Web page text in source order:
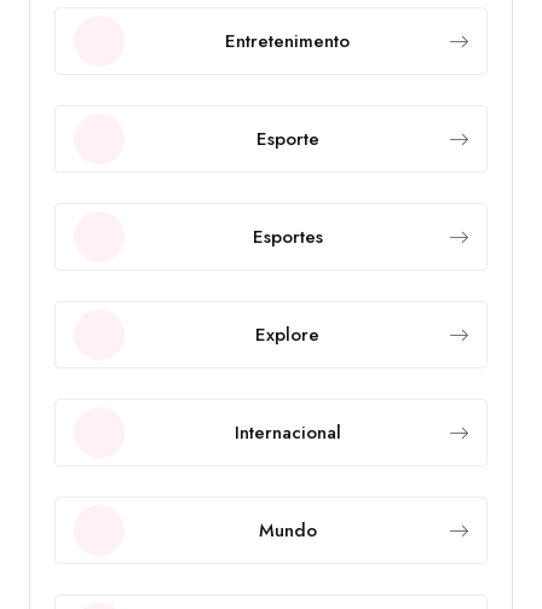
Entretenimento
Esporte
Esportes
Explore
Internacional
Mundo